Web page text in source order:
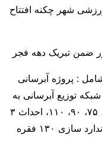
شهر چکنه افتتاح
ضمن تبریک دهه فجر
: پروژه آبرسانی
توزیع آبرسانی به
طول ۴.۵ با جنس پلی اتیلن در اقطار۶٣، ٧۵، ٩٠، ١١٠، احداث ٣
باب حوضچه شیر آلات و نوسازی و استاندارد سازی ١٣٠ فقره